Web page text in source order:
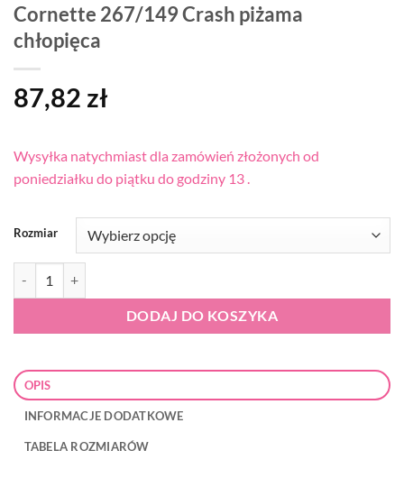
Cornette 267/149 Crash piżama
chłopięca
87,82 zł
Wysyłka natychmiast dla zamówień złożonych od
poniedziałku do piątku do godziny 13 .
Rozmiar
DODAJ DO KOSZYKA
OPIS
INFORMACJE DODATKOWE
TABELA ROZMIARÓW